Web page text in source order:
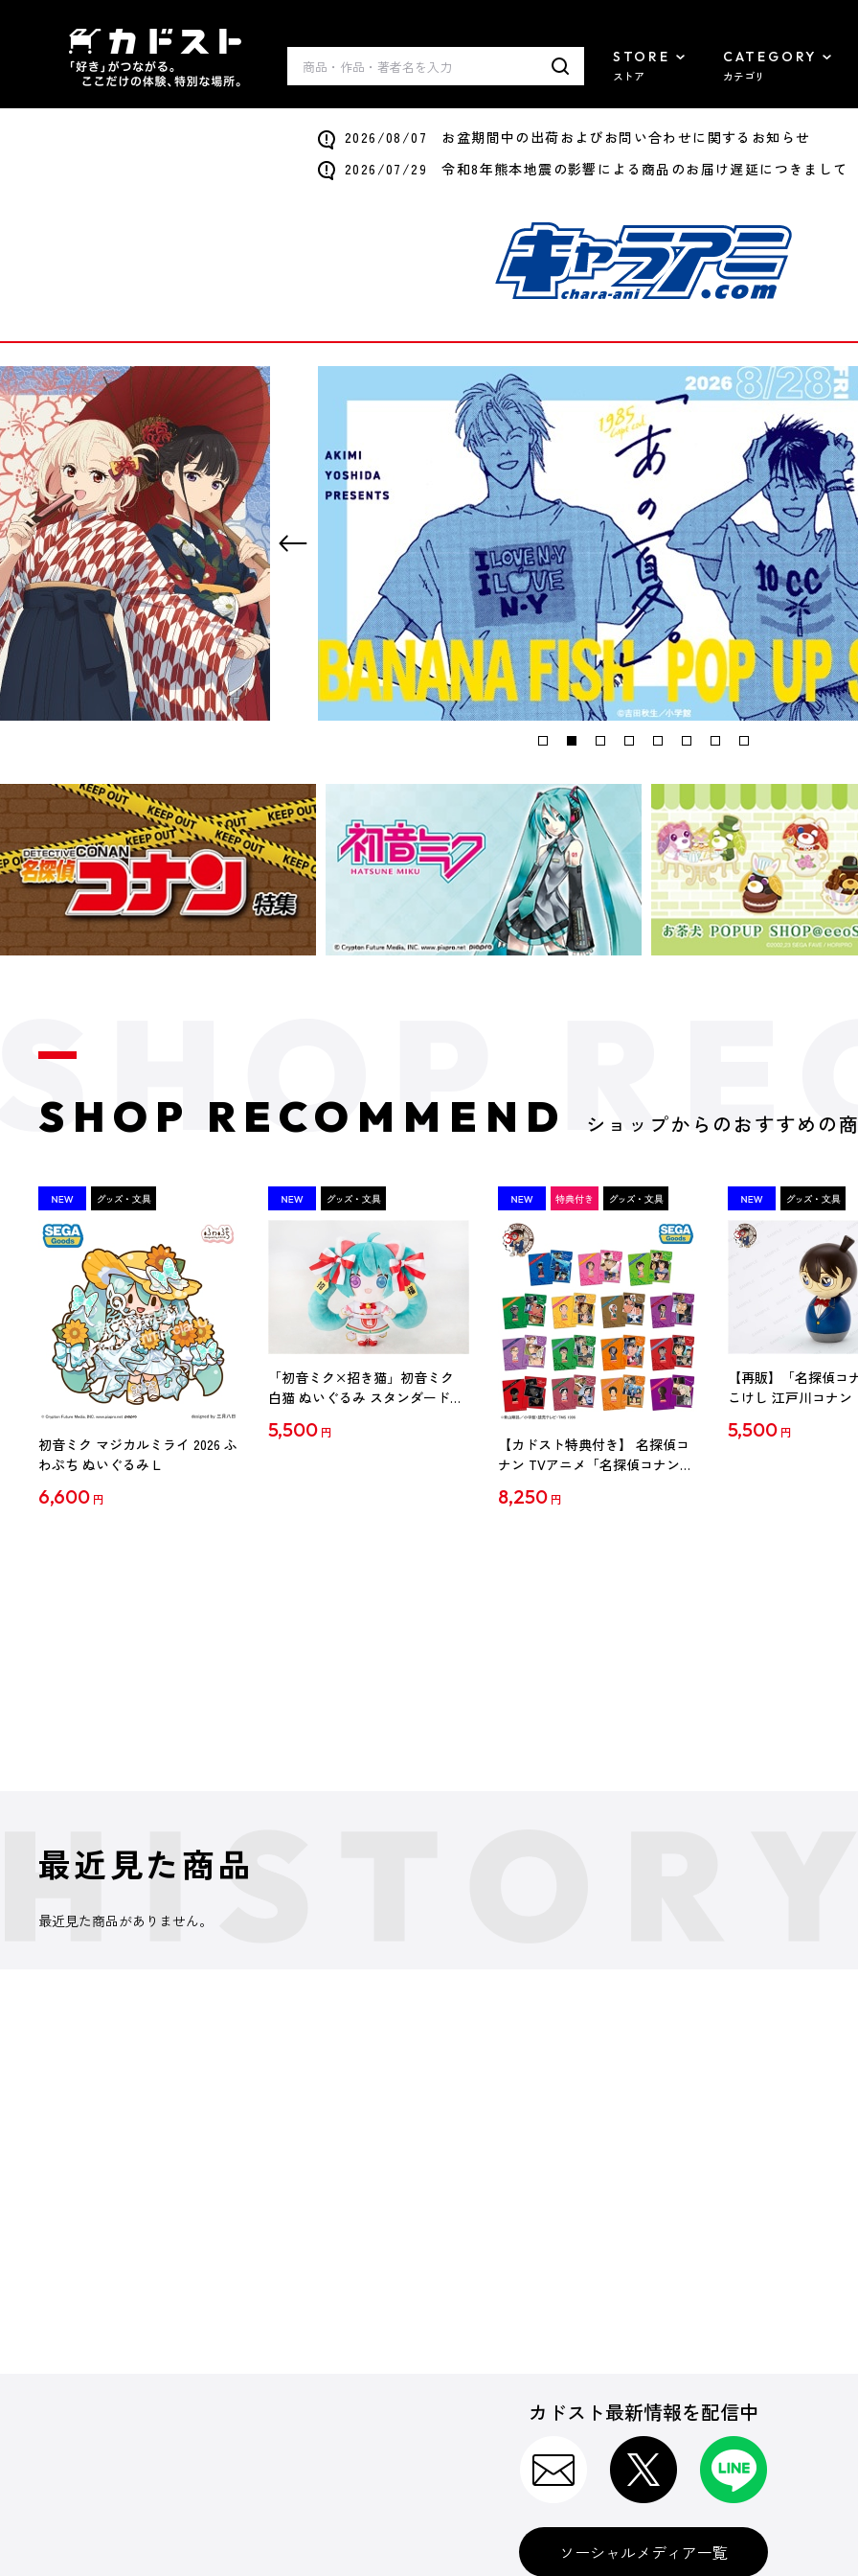
STORE
ストア
CATEGORY
カテゴリ
2026/08/07 お盆期間中の出荷およびお問い合わせに関するお知らせ
2026/07/29 令和8年熊本地震の影響による商品のお届け遅延につきまして
SHOP RECOMMEND ショップからのおすすめの
初音ミク マジカルミライ 2026 ふ
わぷち ぬいぐるみ L
6,600 円
「初音ミク×招き猫」初音ミク
白猫 ぬいぐるみ スタンダード
5,500 円
【カドスト特典付き】 名探偵コ
ナン TVアニメ「名探偵コナン」
【1BOX】
8,250 円
【再販】「名探偵コ
こけし 江戸川コナン
5,500 円
最近見た商品
最近見た商品がありません。
カドスト最新情報を配信中
ソーシャルメディア一覧